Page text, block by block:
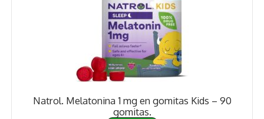
Natrol. Melatonina 1 mg en gomitas Kids – 90
gomitas.